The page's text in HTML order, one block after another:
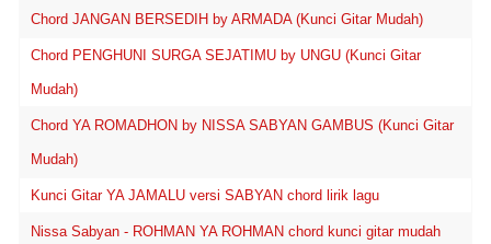
Chord JANGAN BERSEDIH by ARMADA (Kunci Gitar Mudah)
Chord PENGHUNI SURGA SEJATIMU by UNGU (Kunci Gitar
Mudah)
Chord YA ROMADHON by NISSA SABYAN GAMBUS (Kunci Gitar
Mudah)
Kunci Gitar YA JAMALU versi SABYAN chord lirik lagu
Nissa Sabyan - ROHMAN YA ROHMAN chord kunci gitar mudah